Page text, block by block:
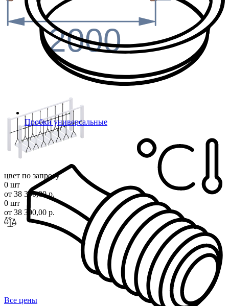
Пробки универсальные
2000
цвет по запросу
0 шт
от 38 300,00 р.
0 шт
от 38 300,00 р.
Все цены